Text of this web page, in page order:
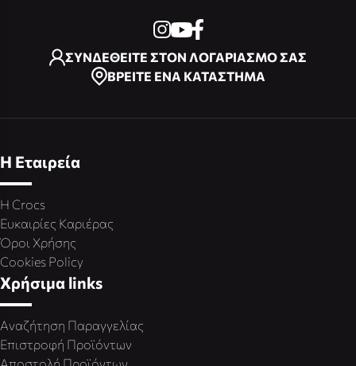
ΣΥΝΔΕΘΕΙΤΕ ΣΤΟΝ ΛΟΓΑΡΙΑΣΜΟ ΣΑΣ
ΒΡΕΙΤΕ ΕΝΑ ΚΑΤΑΣΤΗΜΑ
Η Εταιρεία
Η Crocs
Ευκαιρίες Καριέρας
Όροι Χρήσης
Cookies Policy
Χρήσιμα links
Αναζήτηση Παραγγελίας
Επιστροφή Προϊόντων